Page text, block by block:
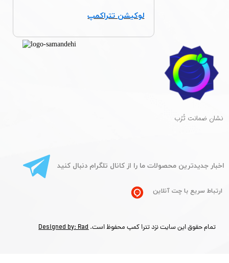
تمام حقوق این سایت نزد تترا کمپ محفوظ است.Designed by: Rad
​نشان ضمانت تُرُب
​اخبار جدیدترین محصولات ما را از کانال تلگرام دنبال کنید
ارتباط سریع با چت آنلاین
لوکیشن تتراکمپ